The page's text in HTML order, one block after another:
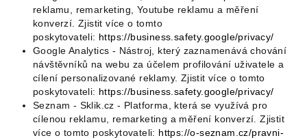
reklamu, remarketing, Youtube reklamu a měření
konverzí. Zjistit více o tomto
poskytovateli: https://business.safety. google/privacy/
Google Analytics - Nástroj, který zaznamenává chování
návštěvníků na webu za účelem profilování uživatele a
cílení personalizované reklamy. Zjistit více o tomto
poskytovateli: https://business.safety. google/privacy/
Seznam - Sklik.cz - Platforma, která se využívá pro
cílenou reklamu, remarketing a měření konverzí. Zjistit
více o tomto poskytovateli: https://o-seznam.cz/pravni-